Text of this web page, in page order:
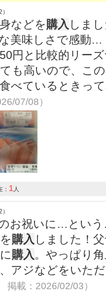
などを購入 しま
美味しさで感動
円と比較的リー
も高いので、こ
べているときっ
07/08）
： 1人
お祝いに…とい
購入 しました！
購入。やっぱり
アジなどをいた
掲載：2026/02/03）